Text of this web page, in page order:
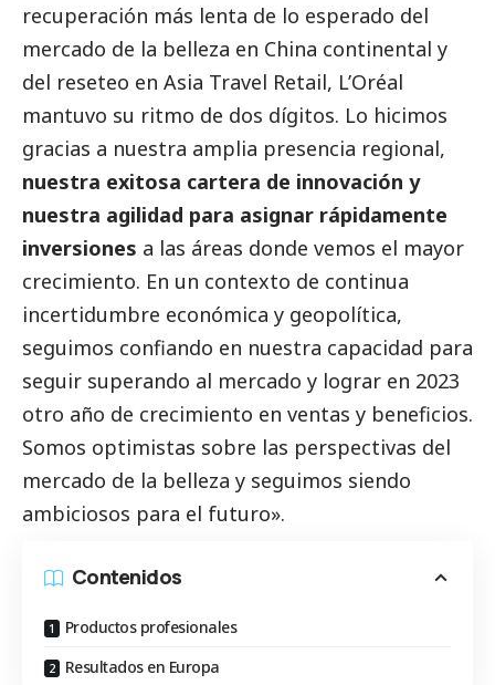
recuperación más lenta de lo esperado del
mercado de la belleza en China continental y
del reseteo en Asia Travel Retail, L’Oréal
mantuvo su ritmo de dos dígitos. Lo hicimos
gracias a nuestra amplia presencia regional,
nuestra exitosa cartera de innovación y
nuestra agilidad para asignar rápidamente
inversiones a las áreas donde vemos el mayor
crecimiento. En un contexto de continua
incertidumbre económica y geopolítica,
seguimos confiando en nuestra capacidad para
seguir superando al mercado y lograr en 2023
otro año de crecimiento en ventas y beneficios.
Somos optimistas sobre las perspectivas del
mercado de la belleza y seguimos siendo
ambiciosos para el futuro».
Contenidos
Productos profesionales
Resultados en Europa